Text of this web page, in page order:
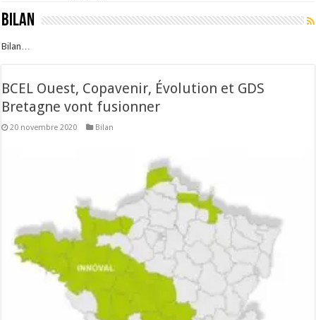
Bilan
Bilan…
BCEL Ouest, Copavenir, Évolution et GDS
Bretagne vont fusionner
20 novembre 2020 Bilan